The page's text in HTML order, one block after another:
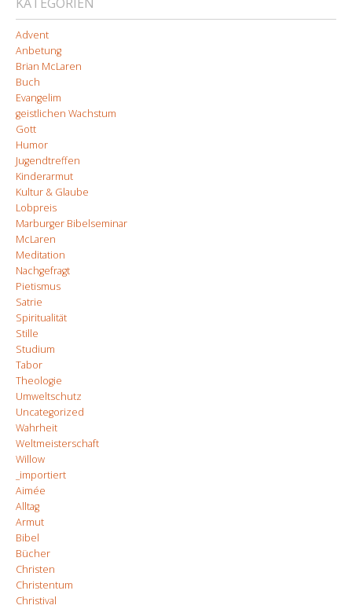
Advent
Anbetung
Brian McLaren
Buch
Evangelim
geistlichen Wachstum
Gott
Humor
Jugendtreffen
Kinderarmut
Kultur & Glaube
Lobpreis
Marburger Bibelseminar
McLaren
Meditation
Nachgefragt
Pietismus
Satrie
Spiritualität
Stille
Studium
Tabor
Theologie
Umweltschutz
Uncategorized
Wahrheit
Weltmeisterschaft
Willow
_importiert
Aimée
Alltag
Armut
Bibel
Bücher
Christen
Christentum
Christival